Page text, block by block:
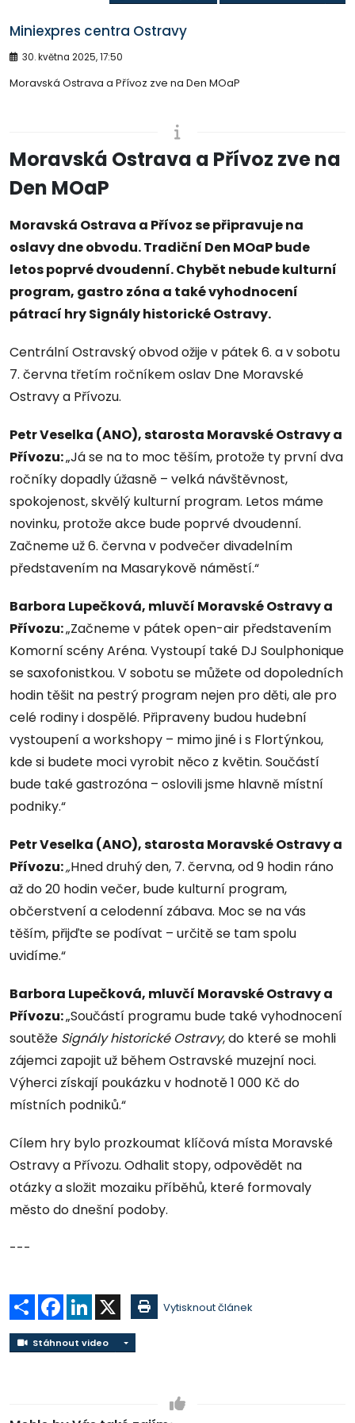
Miniexpres centra Ostravy
30. května 2025, 17:50
Moravská Ostrava a Přívoz zve na Den MOaP
Moravská Ostrava a Přívoz zve na
Den MOaP
Moravská Ostrava a Přívoz se připravuje na
oslavy dne obvodu. Tradiční Den MOaP bude
letos poprvé dvoudenní. Chybět nebude kulturní
program, gastro zóna a také vyhodnocení
pátrací hry Signály historické Ostravy.
Centrální Ostravský obvod ožije v pátek 6. a v sobotu
7. června třetím ročníkem oslav Dne Moravské
Ostravy a Přívozu.
Petr Veselka (ANO), starosta Moravské Ostravy a
Přívozu:„Já se na to moc těším, protože ty první dva
ročníky dopadly úžasně – velká návštěvnost,
spokojenost, skvělý kulturní program. Letos máme
novinku, protože akce bude poprvé dvoudenní.
Začneme už 6. června v podvečer divadelním
představením na Masarykově náměstí.“
Barbora Lupečková, mluvčí Moravské Ostravy a
Přívozu:„Začneme v pátek open-air představením
Komorní scény Aréna. Vystoupí také DJ Soulphonique
se saxofonistkou. V sobotu se můžete od dopoledních
hodin těšit na pestrý program nejen pro děti, ale pro
celé rodiny i dospělé. Připraveny budou hudební
vystoupení a workshopy – mimo jiné i s Flortýnkou,
kde si budete moci vyrobit něco z květin. Součástí
bude také gastrozóna – oslovili jsme hlavně místní
podniky.“
Petr Veselka (ANO), starosta Moravské Ostravy a
Přívozu:„Hned druhý den, 7. června, od 9 hodin ráno
až do 20 hodin večer, bude kulturní program,
občerstvení a celodenní zábava. Moc se na vás
těším, přijďte se podívat – určitě se tam spolu
uvidíme.“
Barbora Lupečková, mluvčí Moravské Ostravy a
Přívozu:„Součástí programu bude také vyhodnocení
soutěže Signály historické Ostravy, do které se mohli
zájemci zapojit už během Ostravské muzejní noci.
Výherci získají poukázku v hodnotě 1 000 Kč do
místních podniků.“
Cílem hry bylo prozkoumat klíčová místa Moravské
Ostravy a Přívozu. Odhalit stopy, odpovědět na
otázky a složit mozaiku příběhů, které formovaly
město do dnešní podoby.
---
Sdílet Facebook
LinkedIn Vytisknout článek
Stáhnout video Stáhnout video